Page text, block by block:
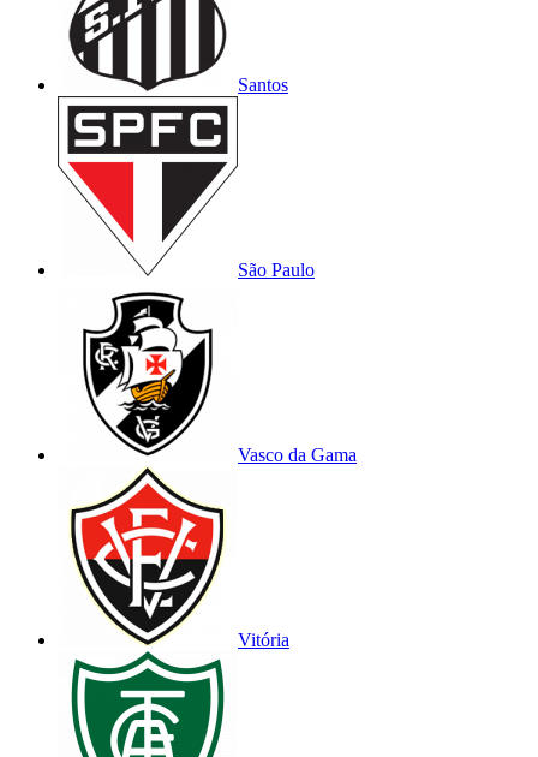
Santos
São Paulo
Vasco da Gama
Vitória